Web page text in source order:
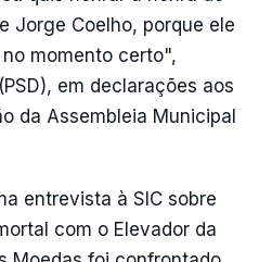
Jorge Coelho, porque ele
momento certo",
em declarações aos
da Assembleia Municipal
entrevista à SIC sobre
com o Elevador da